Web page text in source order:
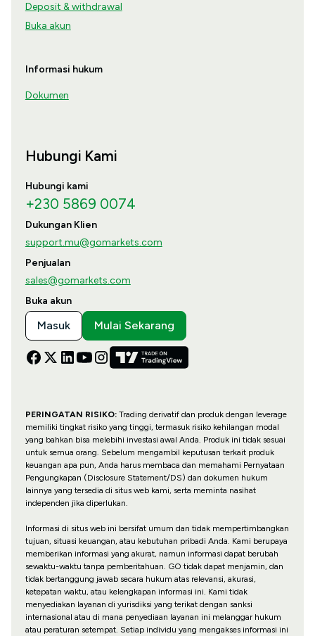
Deposit & withdrawal
Buka akun
Informasi hukum
Dokumen
Hubungi Kami
Hubungi kami
+230 5869 0074
Dukungan Klien
support.mu@gomarkets.com
Penjualan
sales@gomarkets.com
Buka akun
Masuk Mulai Sekarang
PERINGATAN RISIKO:Trading derivatif dan produk dengan leverage
memiliki tingkat risiko yang tinggi, termasuk risiko kehilangan modal
yang bahkan bisa melebihi investasi awal Anda. Produk ini tidak sesuai
untuk semua orang. Sebelum mengambil keputusan terkait produk
keuangan apa pun, Anda harus membaca dan memahami Pernyataan
Pengungkapan (Disclosure Statement/DS) dan dokumen hukum
lainnya yang tersedia di situs web kami, serta meminta nasihat
independen jika diperlukan.
Informasi di situs web ini bersifat umum dan tidak mempertimbangkan
tujuan, situasi keuangan, atau kebutuhan pribadi Anda. Kami berupaya
memberikan informasi yang akurat, namun informasi dapat berubah
sewaktu-waktu tanpa pemberitahuan. GO tidak dapat menjamin, dan
tidak bertanggung jawab secara hukum atas relevansi, akurasi,
ketepatan waktu, atau kelengkapan informasi ini. Kami tidak
menyediakan layanan di yurisdiksi yang terikat dengan sanksi
internasional atau di mana penyediaan layanan ini melanggar hukum
atau peraturan setempat. Setiap individu yang mengakses informasi ini